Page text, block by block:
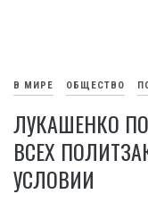
В МИРЕ ОБЩЕСТВО
ЛУКАШЕНКО
ВСЕХ
УСЛОВИИ